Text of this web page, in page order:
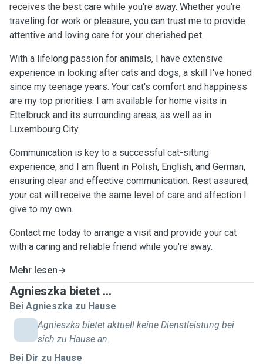
receives the best care while you're away. Whether you're
traveling for work or pleasure, you can trust me to provide
attentive and loving care for your cherished pet.
With a lifelong passion for animals, I have extensive
experience in looking after cats and dogs, a skill I've honed
since my teenage years. Your cat's comfort and happiness
are my top priorities. I am available for home visits in
Ettelbruck and its surrounding areas, as well as in
Luxembourg City.
Communication is key to a successful cat-sitting
experience, and I am fluent in Polish, English, and German,
ensuring clear and effective communication. Rest assured,
your cat will receive the same level of care and affection I
give to my own.
Contact me today to arrange a visit and provide your cat
with a caring and reliable friend while you're away.
Mehr lesen
Agnieszka bietet ...
Bei Agnieszka zu Hause
Agnieszka bietet aktuell keine Dienstleistung bei
sich zu Hause an.
Bei Dir zu Hause